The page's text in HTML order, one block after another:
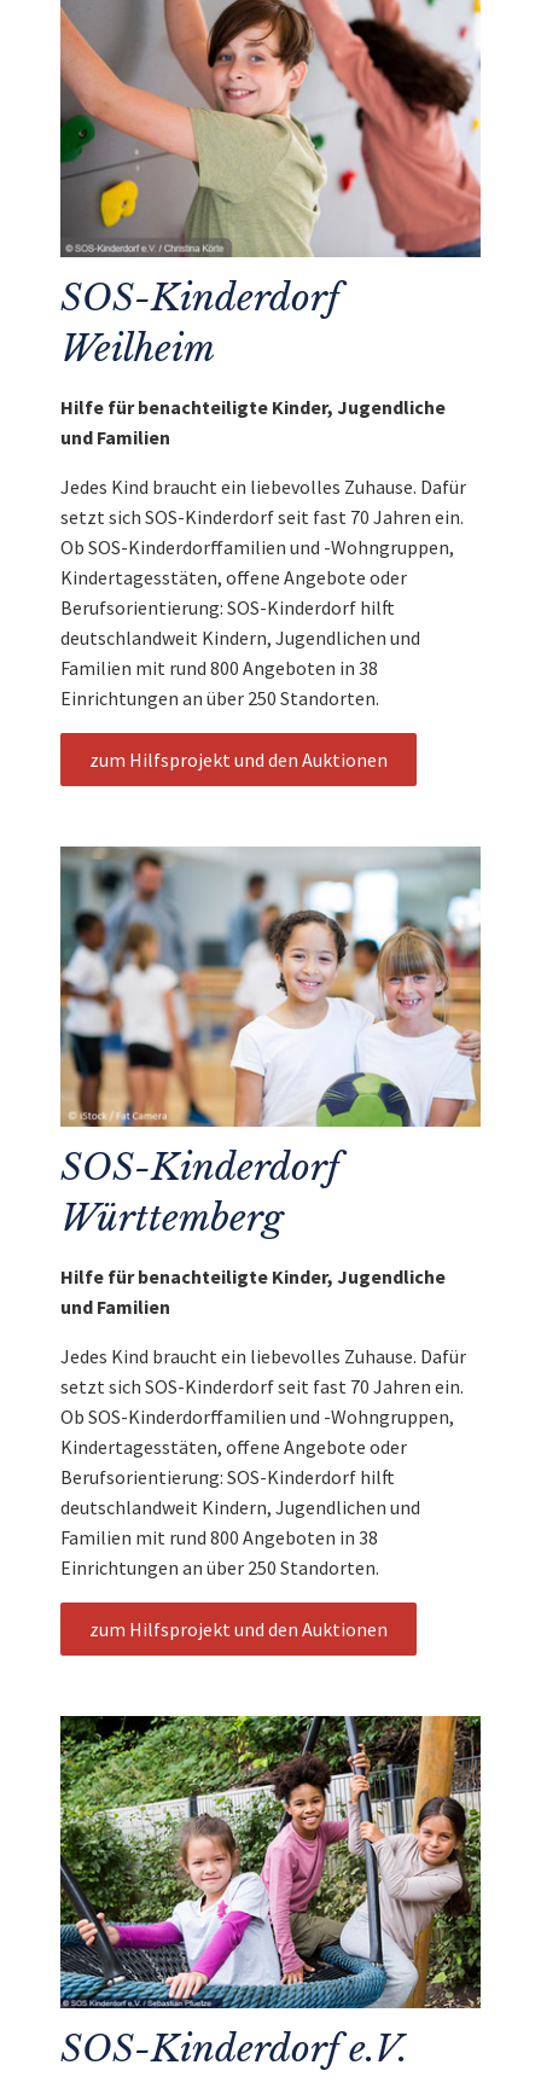
SOS-Kinderdorf
Weilheim
Hilfe für benachteiligte Kinder, Jugendliche
und Familien
Jedes Kind braucht ein liebevolles Zuhause. Dafür
setzt sich SOS-Kinderdorf seit fast 70 Jahren ein.
Ob SOS-Kinderdorffamilien und -Wohngruppen,
Kindertagesstäten, offene Angebote oder
Berufsorientierung: SOS-Kinderdorf hilft
deutschlandweit Kindern, Jugendlichen und
Familien mit rund 800 Angeboten in 38
Einrichtungen an über 250 Standorten.
zum Hilfsprojekt und den Auktionen
SOS-Kinderdorf
Württemberg
Hilfe für benachteiligte Kinder, Jugendliche
und Familien
Jedes Kind braucht ein liebevolles Zuhause. Dafür
setzt sich SOS-Kinderdorf seit fast 70 Jahren ein.
Ob SOS-Kinderdorffamilien und -Wohngruppen,
Kindertagesstäten, offene Angebote oder
Berufsorientierung: SOS-Kinderdorf hilft
deutschlandweit Kindern, Jugendlichen und
Familien mit rund 800 Angeboten in 38
Einrichtungen an über 250 Standorten.
zum Hilfsprojekt und den Auktionen
SOS-Kinderdorf e.V.